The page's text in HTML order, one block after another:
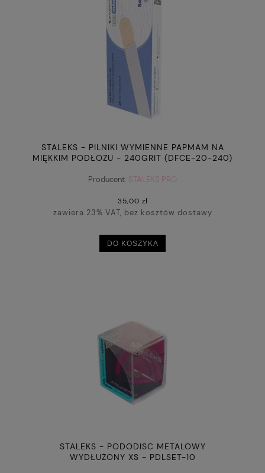
STALEKS - PILNIKI WYMIENNE PAPMAM NA
MIĘKKIM PODŁOŻU - 240GRIT (DFCE-20-240)
Producent: STALEKS PRO
35,00 zł
zawiera 23% VAT, bez kosztów dostawy
DO KOSZYKA
STALEKS - PODODISC METALOWY
WYDŁUŻONY XS - PDLSET-10